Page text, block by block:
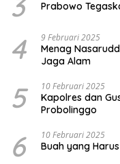
Prabowo
4 9 Februari 2025
Menag
Jaga Alam
5 10 Februari 2025
Kapolres dan
Probolinggo
6 10 Februari 2025
Buah yang